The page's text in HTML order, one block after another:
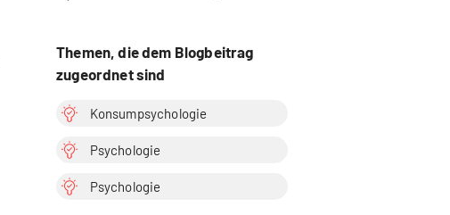
Themen, die dem Blogbeitrag
zugeordnet sind
Konsumpsychologie
Psychologie
Psychologie